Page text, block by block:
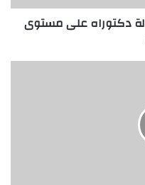
دكتوراه على مستوى